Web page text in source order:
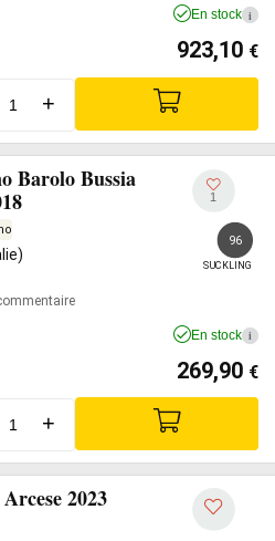
En stock i
923,10 €
+
Barolo Bussia
1
96
SUCKLING
En stock i
269,90 €
+
2023